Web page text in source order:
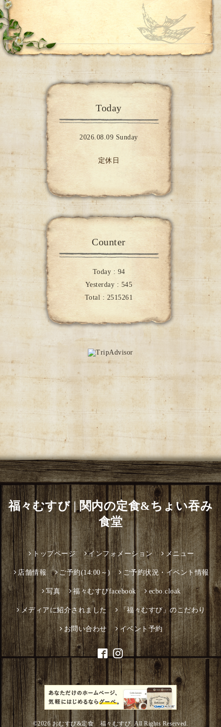
Today
2026.08.09 Sunday
定休日
Counter
Today : 94
Yesterday : 545
Total : 2515261
福々むすび | 関内の定食&ちょい吞み
食堂
トップページ インフォメーション メニュー
店舗情報 ご予約(14:00～) ご予約状況・イベント情報
写真 福々むすびfacebook ecbo.cloak
メディアに紹介されました 「福々むすび」のこだわり
お問い合わせ イベント予約
©2026おむすび&定食 福々むすび. All Rights Reserved.